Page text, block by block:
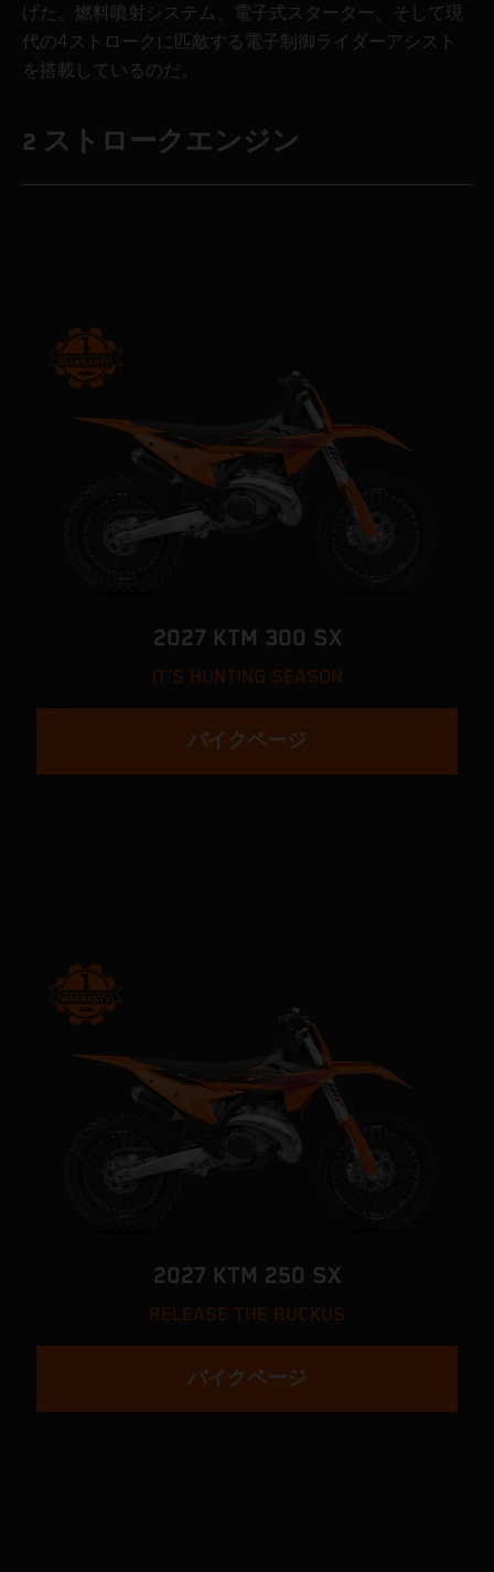
げた。燃料噴射システム、電子式スターター、そして現
代の4ストロークに匹敵する電子制御ライダーアシスト
を搭載しているのだ。
2 ストロークエンジン
2027 KTM 300 SX
IT'S HUNTING SEASON
バイクページ
2027 KTM 250 SX
RELEASE THE RUCKUS
バイクページ